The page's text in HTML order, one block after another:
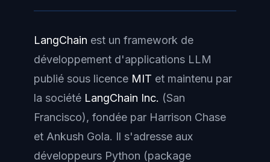
LangChain est un framework de
développement d'applications LLM
publié sous licence MIT et maintenu par
la société LangChain Inc. (San
Francisco), fondée par Harrison Chase
et Ankush Gola. Il s'adresse aux
développeurs Python (package